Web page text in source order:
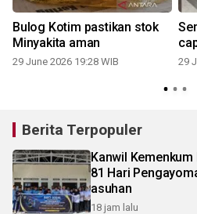
Bulog Kotim pastikan stok
Minyakita aman
29 June 2026 19:28 WIB 29
Berita Terpopuler
Kanwil
81 Hari
asuhan
18 jam lalu